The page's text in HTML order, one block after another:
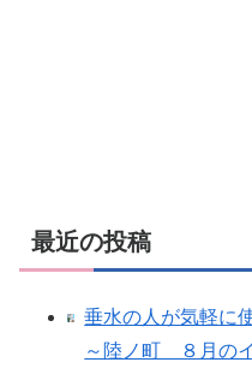
最近の投稿
垂水の人が気軽に
～陸ノ町 ８月の